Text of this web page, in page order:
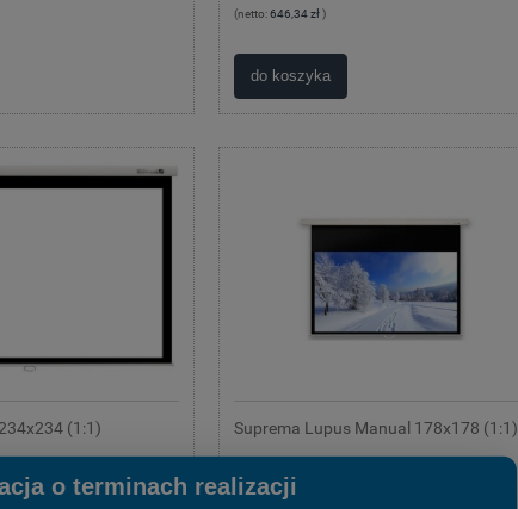
(netto:646,34 zł)
do koszyka
(1:1) Suprema Lupus Manual 178x178 (1:1)
675,00 zł
o terminach realizacji